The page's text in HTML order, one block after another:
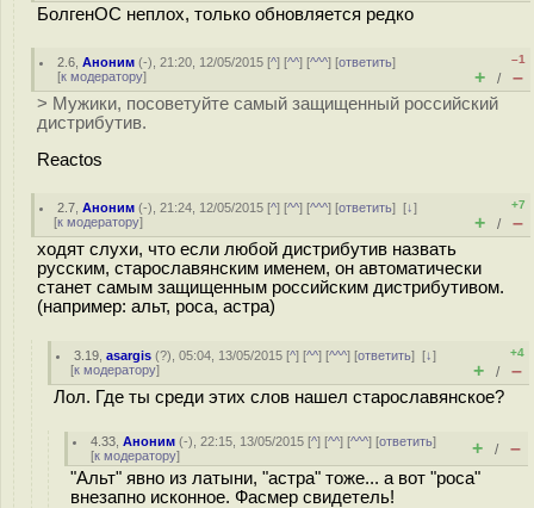
БолгенОС неплох, только обновляется редко
2.6 ,Аноним (-), 21:20, 12/05/2015 [^] [^^] [^^^] [ответить]
[к модератору]
–1
+ / –
> Мужики, посоветуйте самый защищенный российский
дистрибутив.
Reactos
2.7 ,Аноним (-), 21:24, 12/05/2015 [^] [^^] [^^^] [ответить][↓]
[к модератору]
+7
+ / –
ходят слухи, что если любой дистрибутив назвать
русским, старославянским именем, он автоматически
станет самым защищенным российским дистрибутивом.
(например: альт, роса, астра)
3.19 ,asargis (?), 05:04, 13/05/2015 [^] [^^] [^^^] [ответить][↓]
[к модератору]
+4
+ / –
Лол. Где ты среди этих слов нашел старославянское?
4.33 ,Аноним (-), 22:15, 13/05/2015 [^] [^^] [^^^] [ответить]
[к модератору] + / –
"Альт" явно из латыни, "астра" тоже... а вот "роса"
внезапно исконное. Фасмер свидетель!